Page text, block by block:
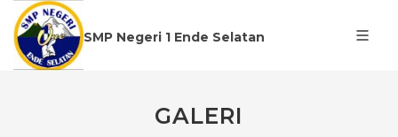
SMP Negeri 1 Ende Selatan
GALERI